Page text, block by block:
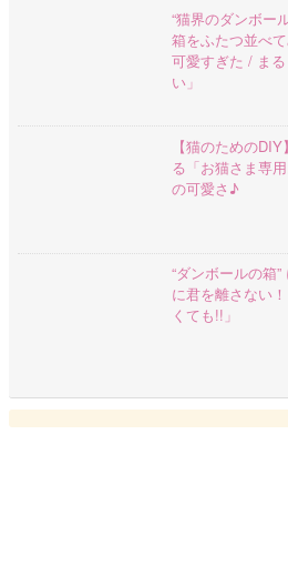
“猫界のダンボー
箱をふたつ並べ
可愛すぎた / ま
い」
【猫のための
る「お猫さま専
の可愛さ♪
“ダンボールの箱
に君を離さない
くても!!」